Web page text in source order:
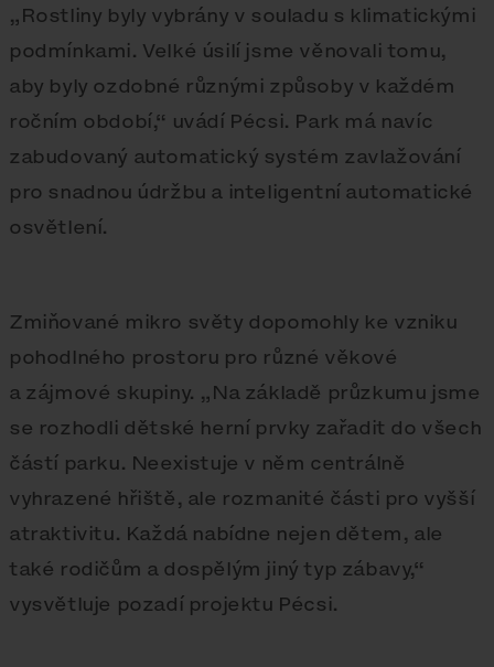
„Rostliny byly vybrány v souladu s klimatickými
podmínkami. Velké úsilí jsme věnovali tomu,
aby byly ozdobné různými způsoby v každém
ročním období,“ uvádí Pécsi. Park má navíc
zabudovaný automatický systém zavlažování
pro snadnou údržbu a inteligentní automatické
osvětlení.
Zmiňované mikro světy dopomohly ke vzniku
pohodlného prostoru pro různé věkové
a zájmové skupiny. „Na základě průzkumu jsme
se rozhodli dětské herní prvky zařadit do všech
částí parku. Neexistuje v něm centrálně
vyhrazené hřiště, ale rozmanité části pro vyšší
atraktivitu. Každá nabídne nejen dětem, ale
také rodičům a dospělým jiný typ zábavy,“
vysvětluje pozadí projektu Pécsi.